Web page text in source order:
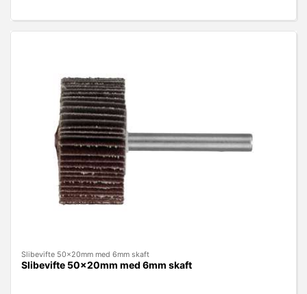
Slibevifte 50x20mm med 6mm skaft
Slibevifte 50x20mm med 6mm skaft